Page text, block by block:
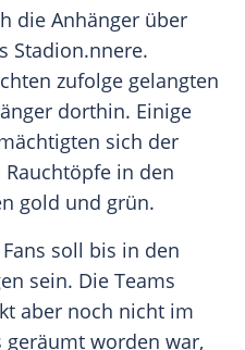
die Anhänger über
Stadion.nnere.
zufolge gelangten
dorthin. Einige
sich der
in den
gold und grün.
Fans soll bis in den
sein. Die Teams
aber noch nicht im
geräumt worden war,